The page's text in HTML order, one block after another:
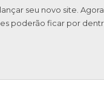
seu novo site.
poderão ficar por